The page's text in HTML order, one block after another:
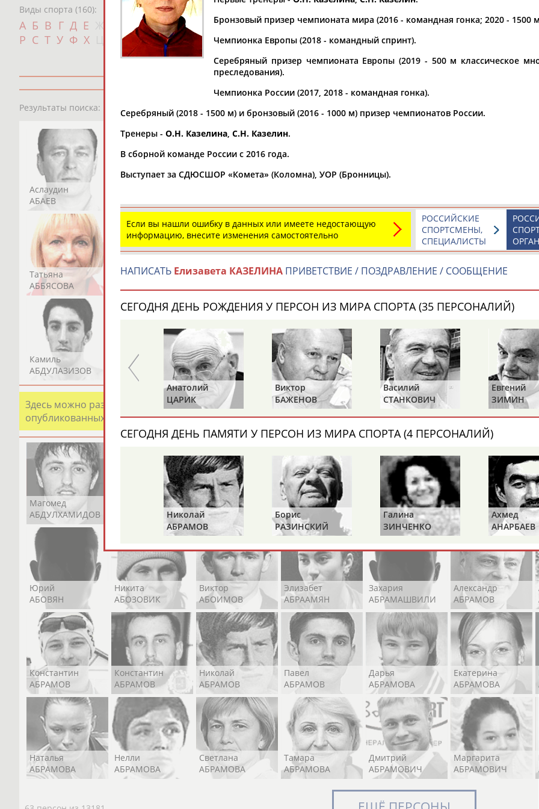
Виды спорта (160):
А Б В Г Д Е К Л М Н
П
Р С Т У Ф Х Ш Щ Э Ю Я
Дата рождения
мм
Результаты поиска: 13181персон
Аслаудин
АБАЕВ
Татьяна
АББЯСОВА
Акжана
Артур
Каримжан
Аделя
Андрей
Камиль
АБДУЛАЗИЗОВ
Загалав
АБДУЛБЕКОВ
Камалудин
АБДУЛДАУДОВ
Абдула
АБДУЛЖАЛИЛОВ
Магомед
АБДУЛКАГИРОВ
Назир
АБДУЛЛАЕВ
Здесь можно разместить информацию о хорошо известном спортсмене, тренере, специалисте или
опубликованных записях. Страна должна знать своих героев! Герои спорта - это одни из главных
Магомед
АБДУЛХАМИДОВ
АБДУРАХМАНОВ
Адлан
АБДУРАШИДОВ
Рустам
АБДУРАШИДОВ
Магомед
АБДУСАЛАМОВ
Нурлан
АБДЫКАЛЫКОВ
Юрий
АБОВЯН
Никита
АБОЗОВИК
Виктор
АБОИМОВ
Элизабет
АБРААМЯН
Захария
АБРАМАШВИЛИ
Александр
АБРАМОВ
Константин
АБРАМОВ
Константин
АБРАМОВ
Николай
АБРАМОВ
Павел
АБРАМОВ
Дарья
АБРАМОВА
Екатерина
АБРАМОВА
Наталья
АБРАМОВА
Нелли
АБРАМОВА
Светлана
АБРАМОВА
Тамара
АБРАМОВА
Дмитрий
АБРАМОВИЧ
Маргарита
АБРАМОВИЧ
Бронзовый призер чемпионата мира (2016 - командная гонка; 2020 - 1500
Чемпионка Европы (2018 - командный спринт).
Серебряный призер чемпионата Европы (2019 - 500 м классическое
преследования).
Чемпионка России (2017, 2018 - командная гонка).
Серебряный (2018 - 1500 м) и бронзовый (2016 - 1000 м) призер чемпионатов России.
Тренеры - О.Н. Казелина С.Н. Казелин.
В сборной команде России с 2016 года.
Выступает за СДЮСШОР «Комета» (Коломна), УОР (Бронницы).
Если вы нашли ошибку в данных или имеете недостающую
информацию, внесите изменения самостоятельно
РОССИЙСКИЕ
СПОРТСМЕНЫ,
СПЕЦИАЛИСТЫ
НАПИСАТЬ Елизавета КАЗЕЛИНА ПРИВЕТСТВИЕ / ПОЗДРАВЛЕНИЕ / СООБЩЕНИЕ
СЕГОДНЯ ДЕНЬ РОЖДЕНИЯ У ПЕРСОН ИЗ МИРА СПОРТА (35 ПЕРСОНАЛИЙ)
Анатолий
Анатолий
ЦАРИК
Виктор
БАЖЕНОВ
Василий
СТАНКОВИЧ
Евгений
ЗИМИН
СЕГОДНЯ ДЕНЬ ПАМЯТИ У ПЕРСОН ИЗ МИРА СПОРТА (4 ПЕРСОНАЛИЙ)
Николай
АБРАМОВ
Борис
РАЗИНСКИЙ
Галина
ЗИНЧЕНКО
Ахмед
АНАРБАЕВ